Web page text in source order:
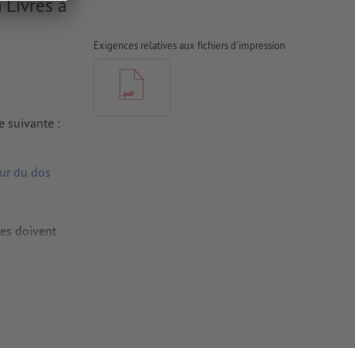
Livres à
suivante :
du dos
doivent
couchés,
Exigences relatives aux fichiers d'impression